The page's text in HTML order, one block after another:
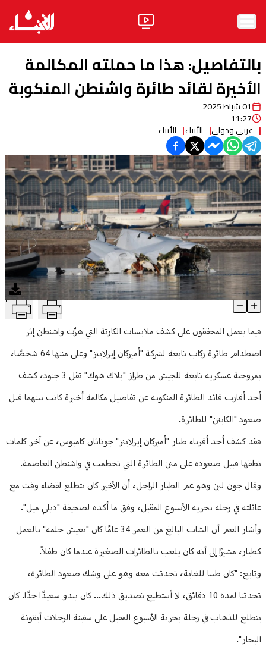
الأخبار
ثقافة ومجتمع
منوعات
آراء
فيديو
مواقف
وليد جنبلاطالحزب
ابحث
بالتفاصيل: هذا ما حملته المكالمة
الأخيرة لقائد طائرة واشنطن المنكوبة
01 شباط 2025
11:27
عربي ودولي الأنباء الأنباء
بالتفاصيل: هذا ما حملته المكالمة الأخيرة لقائد طائرة واشنطن T
Article Content
فيما يعمل المحققون على كشف ملابسات الكارثة التي هزّت واشنطن إثر
اصطدام طائرة ركاب تابعة لشركة "أميركان إيرلاينز" وعلى متنها 64 شخصًا،
بمروحية عسكرية تابعة للجيش من طراز "بلاك هوك" تقل 3 جنود، كشف
أحد أقارب قائد الطائرة المنكوبة عن تفاصيل مكالمة أخيرة كانت بينهما قبل
صعود "الكابتن" للطائرة.
فقد كشف أحد أقرباء طيار "أميركان إيرلاينز" جوناثان كامبوس، عن آخر كلمات
نطقها قبيل صعوده على متن الطائرة التي تحطمت في واشنطن العاصمة.
وقال جون لين وهو عم الطيار الراحل، أن الأخير كان يتطلع لقضاء وقت مع
عائلته في رحلة بحرية الأسبوع المقبل، وفق ما أكده لصحيفة "ديلي ميل".
وأشار العم أن الشاب البالغ من العمر 34 عامًا كان "يعيش حلمه" بالعمل
كطيار، مشيرًا إلى أنه كان يلعب بالطائرات الصغيرة عندما كان طفلاً.
وتابع: "كان طيبا للغاية، تحدثت معه وهو على وشك صعود الطائرة،
تحدثنا لمدة 10 دقائق، لا أستطيع تصديق ذلك... كان يبدو سعيدًا جدًا. كان
يتطلع للذهاب في رحلة بحرية الأسبوع المقبل على سفينة الرحلات أيقونة
البحار".